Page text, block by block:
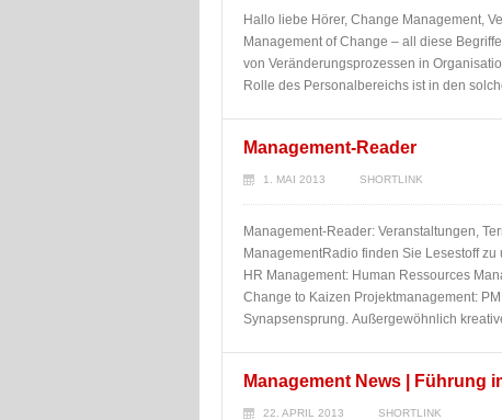
Hallo liebe Hörer, Change Management,
Management of Change – all diese
von Veränderungsprozessen in
Rolle des Personalbereichs ist in den
Management-Reader
1. MAI 2013 SHORTLINK
Management-Reader: Veranstaltungen,
ManagementRadio finden Sie Lesestoff
HR Management: Human Ressources
Change to Kaizen Projektmanagement:
Synapsensprung. Außergewöhnlich
Management News | Führung
22. APRIL 2013 SHORTLINK